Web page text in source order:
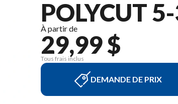
POLYCUT
À partir de
29,99 $
Tous frais inclus
DEMANDE DE PRIX